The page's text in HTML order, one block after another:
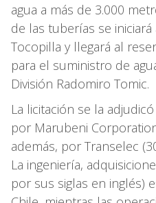
agua a más de 3.000
de las tuberías se
Tocopilla y llegará al
para el suministro de
División Radomiro Tomic.
La licitación se la
por Marubeni
además, por Transelec
La ingeniería,
por sus siglas en inglés)